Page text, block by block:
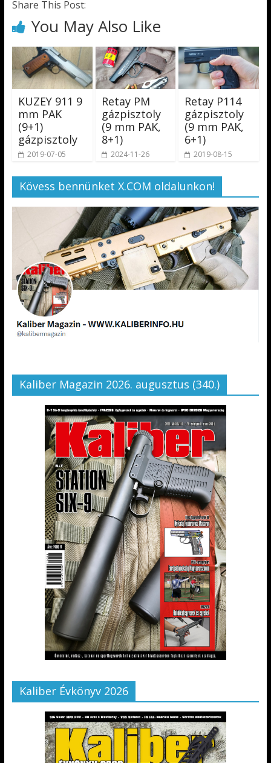
Share This Post:
You May Also Like
KUZEY 911 9
mm PAK
(9+1)
gázpisztoly
2019-07-05
Retay PM
gázpisztoly
(9 mm PAK,
8+1)
2024-11-26
Retay P114
gázpisztoly
(9 mm PAK,
6+1)
2019-08-15
Kövess bennünket X.COM oldalunkon!
Kaliber Magazin 2026. augusztus (340.)
Kaliber Évkönyv 2026